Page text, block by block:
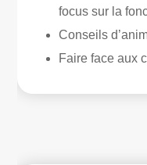
focus sur la
Conseils
Faire face aux